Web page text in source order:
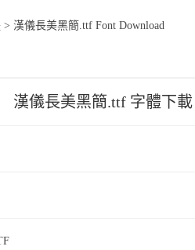
> 漢儀長美黑簡.ttf Font Download
漢儀長美黑簡.ttf 字體下載